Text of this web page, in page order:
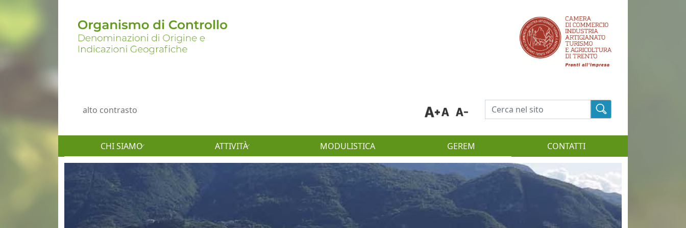
Menu profilo utente
alto contrasto Cerca
CHI SIAMO ATTIVITÀ MODULISTICA GEREM CONTATTI